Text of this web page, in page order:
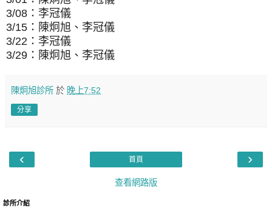
3/08：李冠儀
3/15：陳炯旭、李冠儀
3/22：李冠儀
3/29：陳炯旭、李冠儀
陳炯旭診所 於 晚上7:52
分享
‹ ›
首頁
查看網路版
診所介紹